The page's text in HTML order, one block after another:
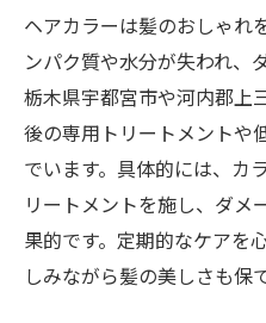
組み合わせ
口コミで人気の
解説
自宅とサロンで
美髪を保つため
安
髪や頭皮ダメージが
ヘアカラーは髪のおしゃれ
ンパク質や水分が失われ、
栃木県宇都宮市や河内郡上
後の専用トリートメントや
でいます。具体的には、カ
リートメントを施し、ダメ
果的です。定期的なケアを
しみながら髪の美しさも保て